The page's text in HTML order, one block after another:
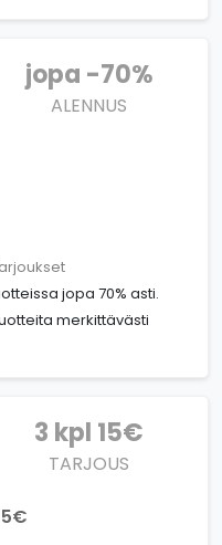
jopa -70%
ALENNUS
jopa 70% asti.
merkittävästi
3 kpl 15€
TARJOUS